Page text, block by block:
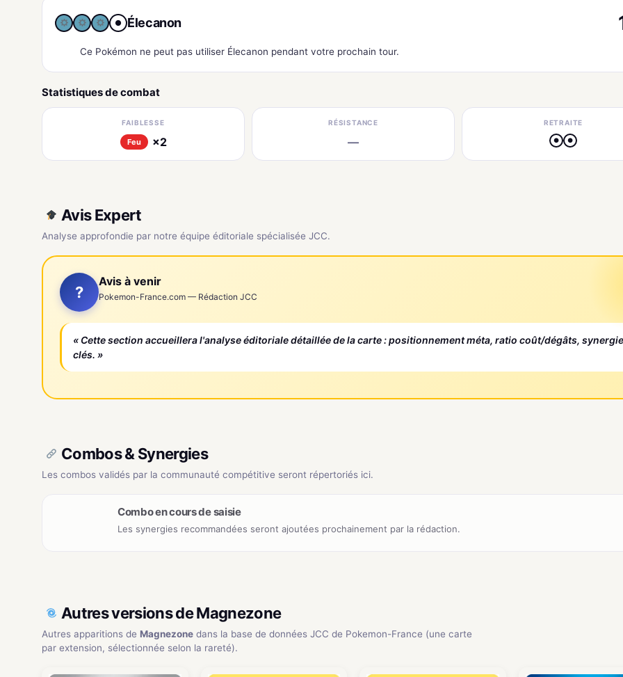
● Élecanon
Ce Pokémon ne peut pas utiliser Élecanon pendant votre prochain tour.
Statistiques de combat
FAIBLESSE
Feu ×2
RÉSISTANCE
—
RETRAITE
● ●
Avis Expert
Analyse approfondie par notre équipe éditoriale spécialisée JCC.
?
Avis à venir
Pokemon-France.com — Rédaction JCC
« Cette section accueillera l'analyse éditoriale détaillée de la carte : positionnement méta, ratio coût/dégâts,
clés. »
Combos & Synergies
Les combos validés par la communauté compétitive seront répertoriés ici.
Combo en cours de saisie
Les synergies recommandées seront ajoutées prochainement par la rédaction.
Autres versions de Magnezone
Autres apparitions de Magnezone dans la base de données JCC de Pokemon-France (une carte
par extension, sélectionnée selon la rareté).